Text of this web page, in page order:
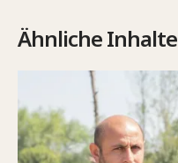
Ähnliche Inhalte